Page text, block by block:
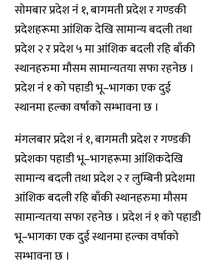
सोमबार प्रदेश नं १, बागमती प्रदेश र गण्डकी
प्रदेशहरूमा आंशिक देखि सामान्य बदली तथा
प्रदेश २ र प्रदेश ५ मा आंशिक बदली रहि बाँकी
स्थानहरुमा मौसम सामान्यतया सफा रहनेछ ।
प्रदेश नं १ को पहाडी भू–भागका एक दुई
स्थानमा हल्का वर्षाको सम्भावना छ ।
मंगलबार प्रदेश नं १, बागमती प्रदेश र गण्डकी
प्रदेशका पहाडी भू–भागहरूमा आंशिकदेखि
सामान्य बदली तथा प्रदेश २ र लुम्बिनी प्रदेशमा
आंशिक बदली रहि बाँकी स्थानहरुमा मौसम
सामान्यतया सफा रहनेछ । प्रदेश नं १ को पहाडी
भू–भागका एक दुई स्थानमा हल्का वर्षाको
सम्भावना छ ।